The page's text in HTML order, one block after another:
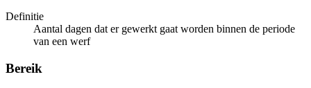
Definitie
Aantal dagen dat er gewerkt gaat worden binnen de periode
van een werf
Bereik